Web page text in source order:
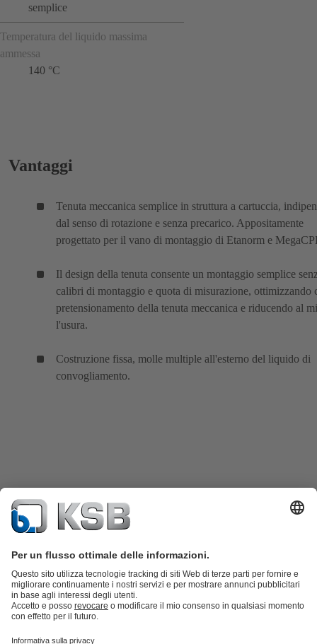
semplice
Temperatura del liquido massima
ammessa
140 °C
Vantaggi
Tenuta meccanica semplice in struttura a cartuccia,
dal senso di rotazione e senza precarico. Appositamente
progettato per il vano di montaggio di Etanorm e
Il design della tenuta consente un montaggio semplice
calibri di montaggio e quota di misurazione, ottimizzando
pretensionamento della tenuta meccanica e riducendo al
l'usura.
Costruzione fissa, molle multiple all'esterno del liquido di
convogliamento.
Catalogo prodottiKSB SupremeServ: parti di ricambio